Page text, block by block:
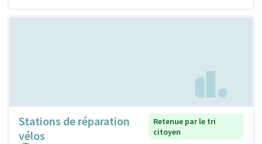
Stations de réparation
vélos
Retenue par le tri
citoyen